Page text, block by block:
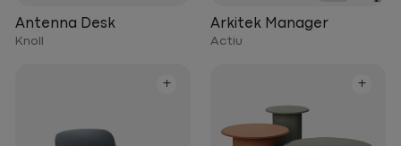
Arkitek Manager
Actiu
Antenna Desk
Knoll
+
+